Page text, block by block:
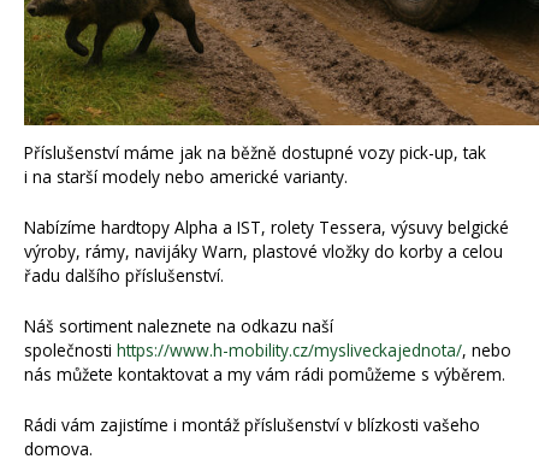
Příslušenství máme jak na běžně dostupné vozy pick-up, tak
i na starší modely nebo americké varianty.
Nabízíme hardtopy Alpha a IST, rolety Tessera, výsuvy belgické
výroby, rámy, navijáky Warn, plastové vložky do korby a celou
řadu dalšího příslušenství.
Náš sortiment naleznete na odkazu naší
společnosti https://www.h-mobility.cz/mysliveckajednota/, nebo
nás můžete kontaktovat a my vám rádi pomůžeme s výběrem.
Rádi vám zajistíme i montáž příslušenství v blízkosti vašeho
domova.